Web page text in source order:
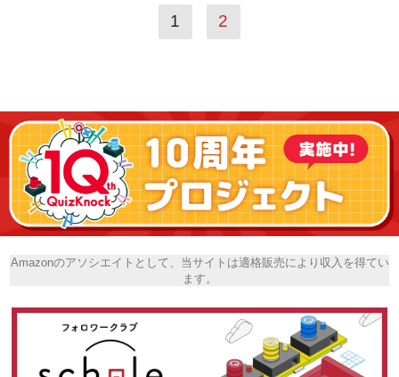
1 2
Amazonのアソシエイトとして、当サイトは適格販売により収入を得てい
ます。